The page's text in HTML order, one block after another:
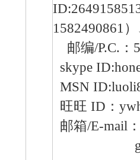
1582490861
邮编/P.C.：
skype
MSN
旺旺 ID：
邮箱/E-mail